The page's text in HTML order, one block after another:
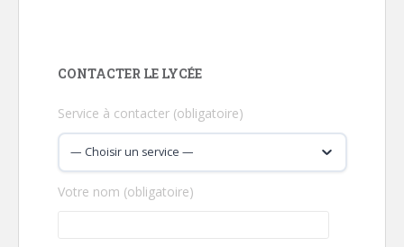
CONTACTER LE LYCÉE
Service à contacter (obligatoire)
Votre nom (obligatoire)